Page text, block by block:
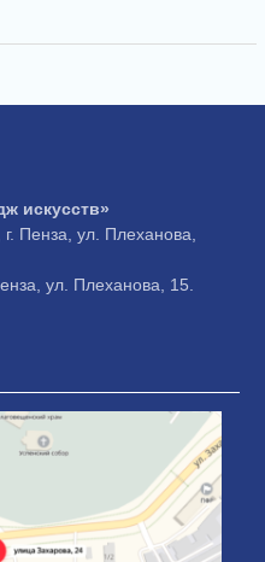
искусств»
Пенза, ул. Плеханова,
ул. Плеханова, 15.